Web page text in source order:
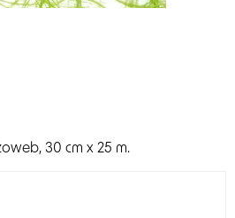
30 cm x 25 m.